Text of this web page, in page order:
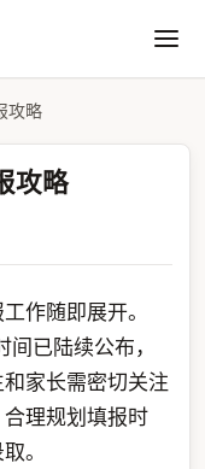
攻略
攻略
作随即展开。
已陆续公布，
家长需密切关注
理规划填报时
。